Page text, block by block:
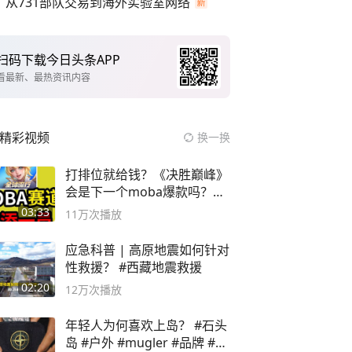
码下载今日头条APP
最新、最热资讯内容
精彩视频 换一换
03:33
打排位就给钱？《决胜巅峰》
会是下一个moba爆款吗？#
决胜巅峰
11万次播放
02:20
应急科普 | 高原地震如何针对
性救援？ #西藏地震救援
12万次播放
年轻人为何喜欢上岛？ #石头
岛 #户外 #mugler #品牌 #足